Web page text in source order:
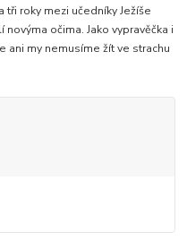
tři roky mezi učedníky Ježíše
očima. Jako vypravěčka i
ani my nemusíme žít ve strachu